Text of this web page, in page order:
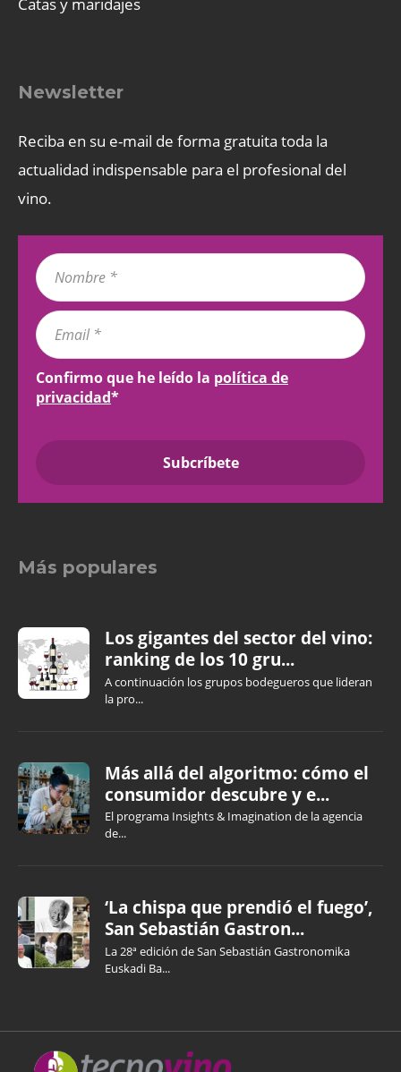
Newsletter
Reciba en su e-mail de forma gratuita toda la
actualidad indispensable para el profesional del
vino.
Confirmo que he leído la política de
privacidad*
Más populares
Los gigantes del sector del vino:
ranking de los 10 gru...
A continuación los grupos bodegueros que lideran
la pro...
Más allá del algoritmo: cómo el
consumidor descubre y e...
El programa Insights & Imagination de la agencia
de...
‘La chispa que prendió el fuego’,
San Sebastián Gastron...
La 28ª edición de San Sebastián Gastronomika
Euskadi Ba...